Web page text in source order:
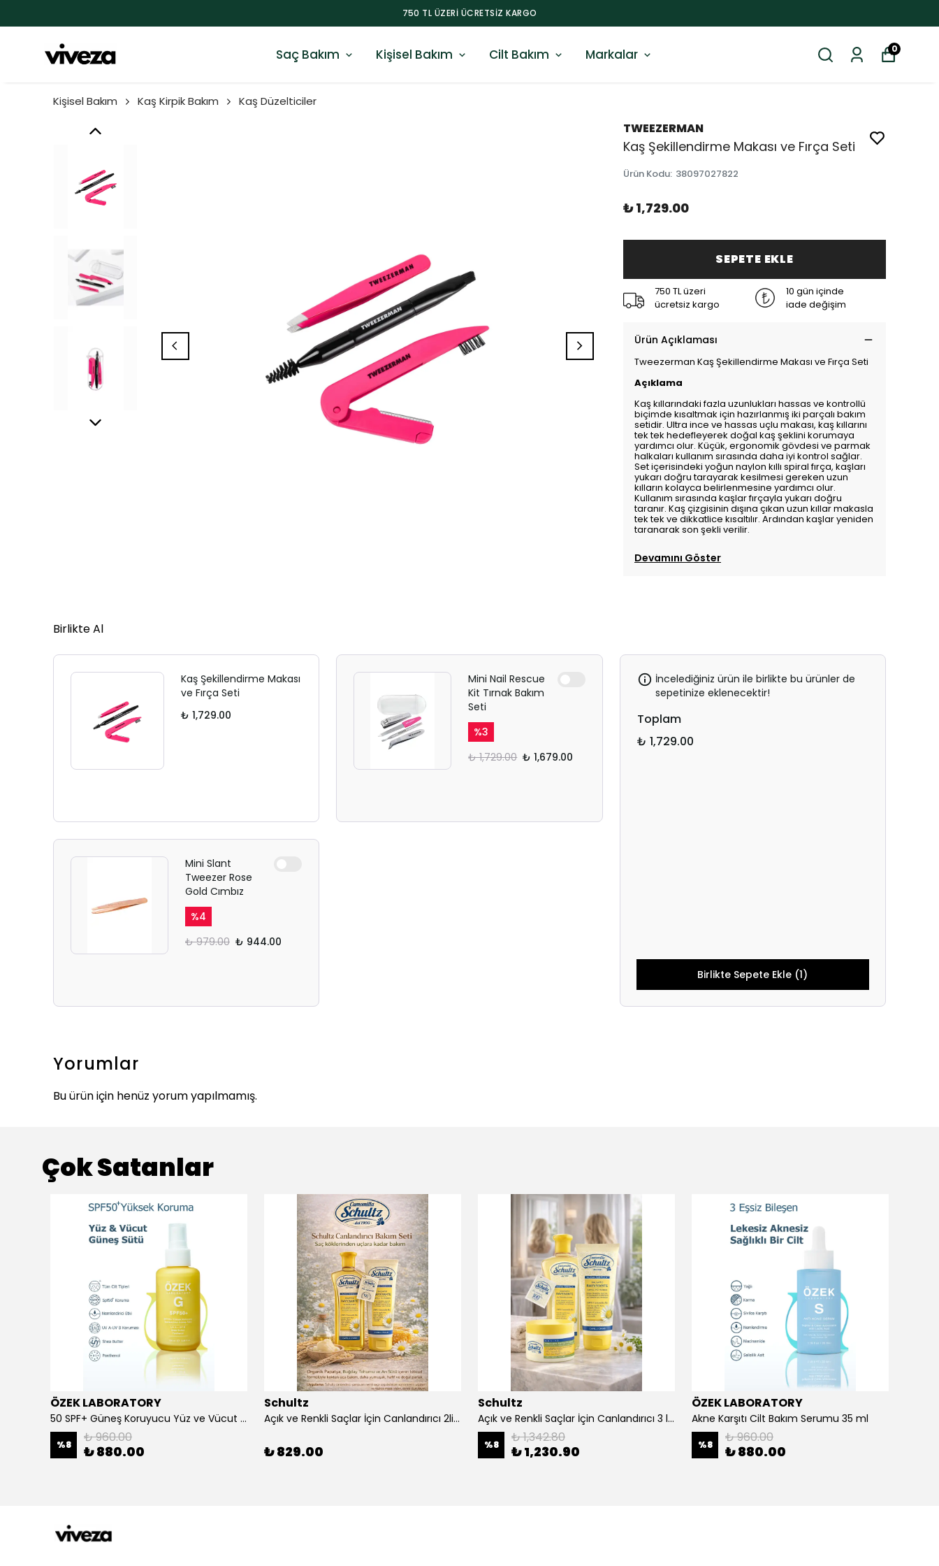
750 TL ÜZERI ÜCRETSIZ KARGO
Saç Bakım Kişisel Bakım Cilt Bakım Markalar 0
Kişisel Bakım Kaş Kirpik Bakım Kaş Düzelticiler
TWEEZERMAN
Kaş Şekillendirme Makası ve Fırça Seti
Ürün Kodu: 38097027822
₺ 1,729.00
SEPETE EKLE
750 TL üzeri
ücretsiz kargo
10 gün içinde
iade değişim
Ürün Açıklaması
Tweezerman Kaş Şekillendirme Makası ve Fırça Seti
Açıklama
Kaş kıllarındaki fazla uzunlukları hassas ve kontrollü
biçimde kısaltmak için hazırlanmış iki parçalı bakım
setidir. Ultra ince ve hassas uçlu makası, kaş kıllarını
tek tek hedefleyerek doğal kaş şeklini korumaya
yardımcı olur. Küçük, ergonomik gövdesi ve parmak
halkaları kullanım sırasında daha iyi kontrol sağlar.
Set içerisindeki yoğun naylon kıllı spiral fırça, kaşları
yukarı doğru tarayarak kesilmesi gereken uzun
kılların kolayca belirlenmesine yardımcı olur.
Kullanım sırasında kaşlar fırçayla yukarı doğru
taranır. Kaş çizgisinin dışına çıkan uzun kıllar makasla
tek tek ve dikkatlice kısaltılır. Ardından kaşlar yeniden
taranarak son şekli verilir.
Devamını Göster
Birlikte Al
Kaş Şekillendirme Makası
ve Fırça Seti
₺ 1,729.00
Mini Nail Rescue
Kit Tırnak Bakım
Seti
%3
₺ 1,729.00 ₺ 1,679.00
Mini Slant
Tweezer Rose
Gold Cımbız
%4
₺ 979.00 ₺ 944.00
İncelediğiniz ürün ile birlikte bu ürünler de
sepetinize eklenecektir!
Toplam
₺ 1,729.00
Birlikte Sepete Ekle (1)
Yorumlar
Bu ürün için henüz yorum yapılmamış.
Çok Satanlar
ÖZEK LABORATORY
50 SPF+ Güneş Koruyucu Yüz ve Vücut Sütü 100 ml
%8 ₺ 960.00
₺ 880.00
Schultz
Açık ve Renkli Saçlar İçin Canlandırıcı 2li Bakım Seti Şampuan + Saç Kremi
₺ 829.00
Schultz
Açık ve Renkli Saçlar İçin Canlandırıcı 3 lü Bakım Seti Şampuan + Maske + Saç Kremi
%8 ₺ 1,342.80
₺ 1,230.90
ÖZEK LABORATORY
Akne Karşıtı Cilt Bakım Serumu 35 ml
%8 ₺ 960.00
₺ 880.00